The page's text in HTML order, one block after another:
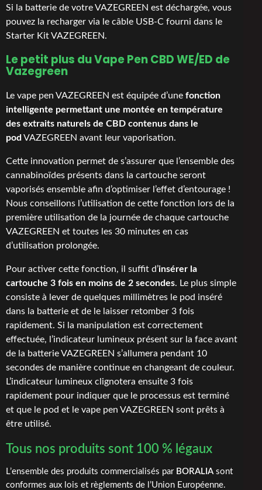
Si la batterie de votre VAZEGREEN est déchargée, vous
pouvez la recharger via le câble USB-C fourni dans le
Starter Kit VAZEGREEN.
Le petit plus du Vape Pen CBD WE/ED de
Vazegreen
Le vape pen VAZEGREEN est équipée d’une fonction
intelligente permettant une montée en température
des extraits naturels de CBD contenus dans le
pod VAZEGREEN avant leur vaporisation.
Cette innovation permet de s’assurer que l’ensemble des
cannabinoïdes présents dans la cartouche seront
vaporisés ensemble afin d’optimiser l’effet d’entourage !
Nous conseillons l’utilisation de cette fonction lors de la
première utilisation de la journée de chaque cartouche
VAZEGREEN et toutes les 30 minutes en cas
d’utilisation prolongée.
Pour activer cette fonction, il suffit d’insérer la
cartouche 3 fois en moins de 2 secondes. Le plus simple
consiste à lever de quelques millimètres le pod inséré
dans la batterie et de le laisser retomber 3 fois
rapidement. Si la manipulation est correctement
effectuée, l’indicateur lumineux présent sur la face avant
de la batterie VAZEGREEN s’allumera pendant 10
secondes de manière continue en changeant de couleur.
L’indicateur lumineux clignotera ensuite 3 fois
rapidement pour indiquer que le processus est terminé
et que le pod et le vape pen VAZEGREEN sont prêts à
être utilisé.
Tous nos produits sont 100 % légaux
L’ensemble des produits commercialisés par BORALIA sont
conformes aux lois et règlements de l’Union Européenne.